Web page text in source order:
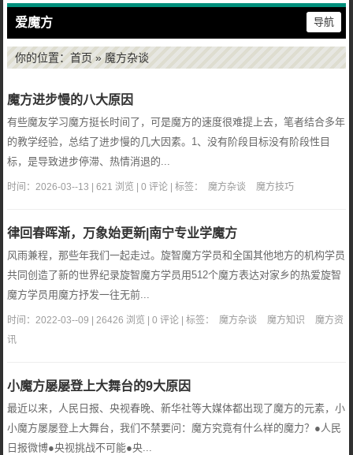
爱魔方 导航
你的位置： 首页» 魔方杂谈
魔方进步慢的八大原因
有些魔友学习魔方挺长时间了，可是魔方的速度很难提上去，笔者结合多年
的教学经验，总结了进步慢的几大因素。1、没有阶段目标没有阶段性目
标，是导致进步停滞、热情消退的...
时间：2026-03--13 | 621 浏览 | 0 评论 | 标签： 魔方杂谈 魔方技巧
律回春晖渐，万象始更新|南宁专业学魔方
风雨兼程，那些年我们一起走过。旋智魔方学员和全国其他地方的机构学员
共同创造了新的世界纪录旋智魔方学员用512个魔方表达对家乡的热爱旋智
魔方学员用魔方抒发一往无前...
时间：2022-03--09 | 26426 浏览 | 0 评论 | 标签： 魔方杂谈 魔方知识
魔方资
讯
小魔方屡屡登上大舞台的9大原因
最近以来，人民日报、央视春晚、新华社等大媒体都出现了魔方的元素，小
小魔方屡屡登上大舞台，我们不禁要问：魔方究竟有什么样的魔力？●人民
日报微博●央视挑战不可能●央...